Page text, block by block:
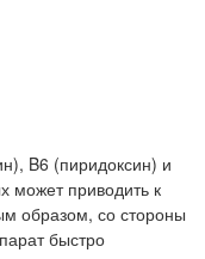
B6 (пиридоксин) и
может приводить к
образом, со стороны
быстро